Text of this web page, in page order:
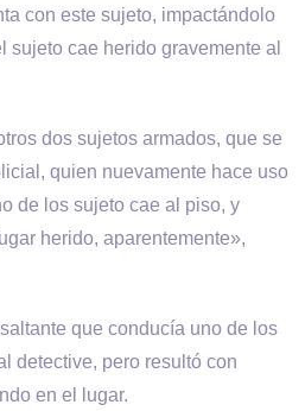
con este sujeto, impactándolo
sujeto cae herido gravemente al
dos sujetos armados, que se
quien nuevamente hace uso
de los sujeto cae al piso, y
herido, aparentemente»,
que conducía uno de los
detective, pero resultó con
en el lugar.